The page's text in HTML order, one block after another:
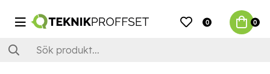
0 0